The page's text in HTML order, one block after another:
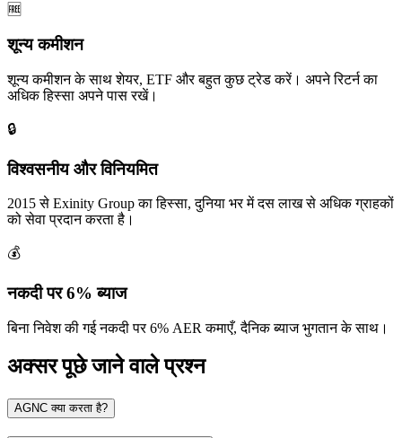
🆓
शून्य कमीशन
शून्य कमीशन के साथ शेयर, ETF और बहुत कुछ ट्रेड करें। अपने रिटर्न का
अधिक हिस्सा अपने पास रखें।
🔒
विश्वसनीय और विनियमित
2015 से Exinity Group का हिस्सा, दुनिया भर में दस लाख से अधिक ग्राहकों
को सेवा प्रदान करता है।
💰
नकदी पर 6% ब्याज
बिना निवेश की गई नकदी पर 6% AER कमाएँ, दैनिक ब्याज भुगतान के साथ।
अक्सर पूछे जाने वाले प्रश्न
AGNC क्या करता है?